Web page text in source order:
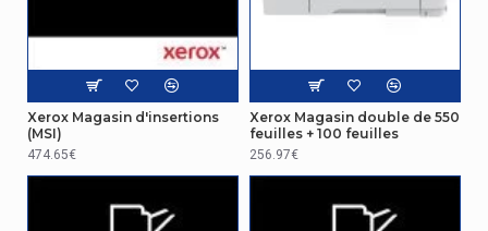
Xerox Magasin d'insertions
(MSI)
474.65€
Xerox Magasin double de 550
feuilles + 100 feuilles
256.97€